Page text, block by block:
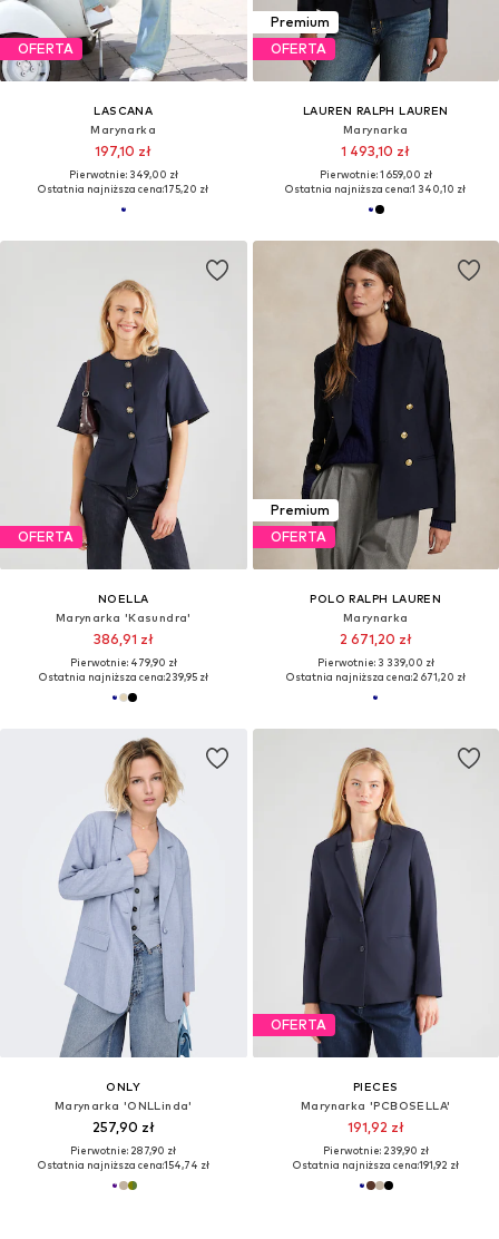
OFERTA
LASCANA
Marynarka
197,10 zł
Pierwotnie: 349,00 zł
Ostatnia najniższa cena:175,20 zł
Premium
OFERTA
LAUREN RALPH LAUREN
Marynarka
1 493,10 zł
Pierwotnie: 1 659,00 zł
Ostatnia najniższa cena:1 340,10 zł
OFERTA
NOELLA
Marynarka 'Kasundra'
386,91 zł
Pierwotnie: 479,90 zł
Ostatnia najniższa cena:239,95 zł
Premium
OFERTA
POLO RALPH LAUREN
Marynarka
2 671,20 zł
Pierwotnie: 3 339,00 zł
Ostatnia najniższa cena:2 671,20 zł
ONLY
Marynarka 'ONLLinda'
257,90 zł
Pierwotnie: 287,90 zł
Ostatnia najniższa cena:154,74 zł
OFERTA
PIECES
Marynarka 'PCBOSELLA'
191,92 zł
Pierwotnie: 239,90 zł
Ostatnia najniższa cena:191,92 zł